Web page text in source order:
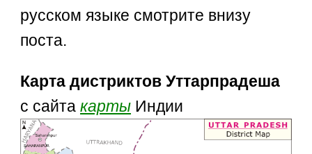
русском языке смотрите внизу
поста.
Карта дистриктов Уттарпрадеша
с сайтакарты Индии